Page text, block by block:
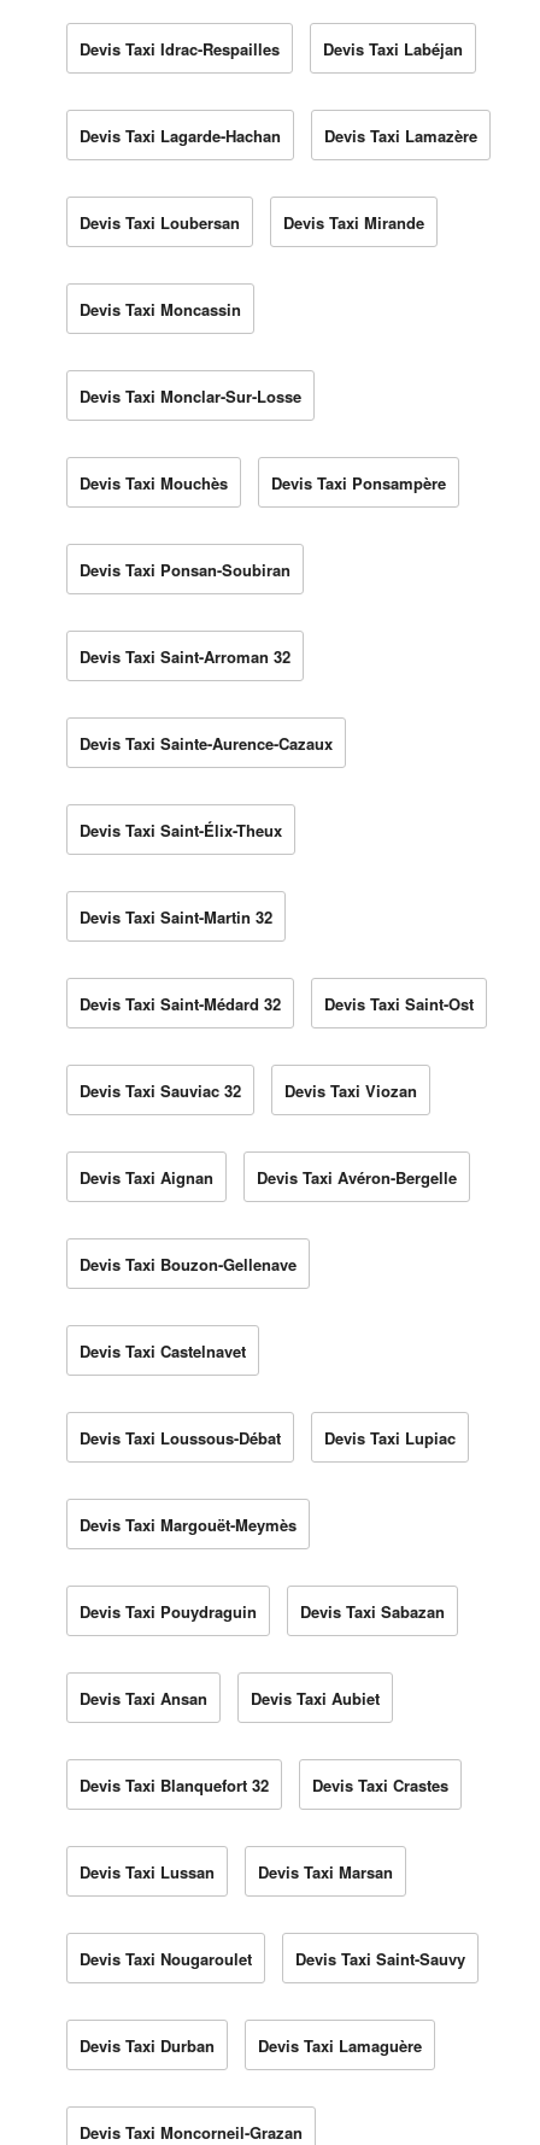
Devis Taxi Idrac-Respailles Devis Taxi Labéjan
Devis Taxi Lagarde-Hachan Devis Taxi Lamazère
Devis Taxi Loubersan Devis Taxi Mirande
Devis Taxi Moncassin
Devis Taxi Monclar-Sur-Losse
Devis Taxi Mouchès Devis Taxi Ponsampère
Devis Taxi Ponsan-Soubiran
Devis Taxi Saint-Arroman 32
Devis Taxi Sainte-Aurence-Cazaux
Devis Taxi Saint-Élix-Theux
Devis Taxi Saint-Martin 32
Devis Taxi Saint-Médard 32 Devis Taxi Saint-Ost
Devis Taxi Sauviac 32 Devis Taxi Viozan
Devis Taxi Aignan Devis Taxi Avéron-Bergelle
Devis Taxi Bouzon-Gellenave
Devis Taxi Castelnavet
Devis Taxi Loussous-Débat Devis Taxi Lupiac
Devis Taxi Margouët-Meymès
Devis Taxi Pouydraguin Devis Taxi Sabazan
Devis Taxi Ansan Devis Taxi Aubiet
Devis Taxi Blanquefort 32 Devis Taxi Crastes
Devis Taxi Lussan Devis Taxi Marsan
Devis Taxi Nougaroulet Devis Taxi Saint-Sauvy
Devis Taxi Durban Devis Taxi Lamaguère
Devis Taxi Moncorneil-Grazan